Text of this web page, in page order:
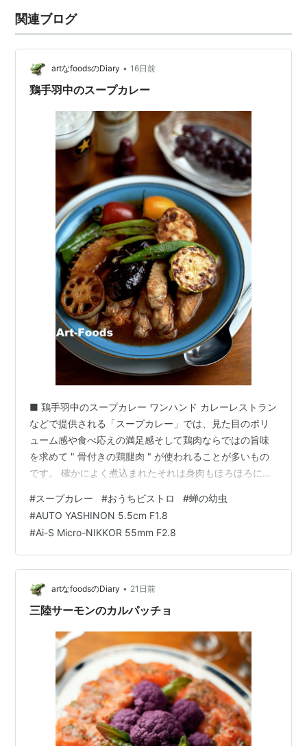
関連ブログ
artなfoodsのDiary • 16日前
鶏手羽中のスープカレー
■ 鶏手羽中のスープカレー ワンハンド カレーレストラン
などで提供される「スープカレー」では、見た目のボリ
ューム感や食べ応えの満足感そして鶏肉ならではの旨味
を求めて " 骨付きの鶏腿肉 " が使われることが多いもの
です。 確かによく煮込まれたそれは身肉もほろほろにな
若干の食べづらさみたいなものもあるわけでして、ホネ
から出る出汁を抽出しスープに生かしたいという希望と
相反する課題が生まれてしまいます。 鶏手羽中のスープ
カレー YASHICA AUTO YASHINON 5.5cm F1.8 SONY
α7RM5そこで解決の方法として考えたのは同じく…
#スープカレー #おうちビストロ #蝉の幼虫
#AUTO YASHINON 5.5cm F1.8
#Ai-S Micro-NIKKOR 55mm F2.8
artなfoodsのDiary • 21日前
三陸サーモンのカルパッチョ